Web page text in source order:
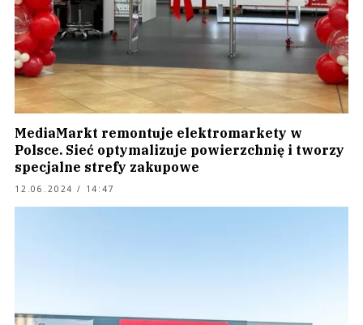
MediaMarkt remontuje elektromarkety w
Polsce. Sieć optymalizuje powierzchnię i tworzy
specjalne strefy zakupowe
12.06.2024 / 14:47